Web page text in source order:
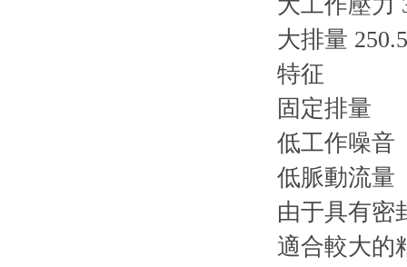
大排量
特征
固定排量
低工作噪音
低脈動流量
由于具有密
適合較大的